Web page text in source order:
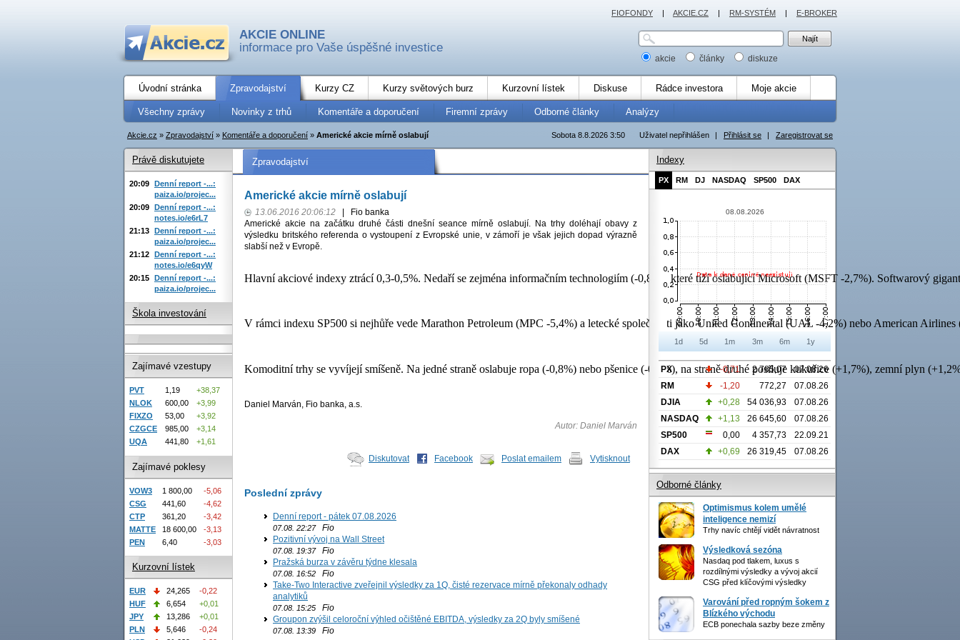
AKCIE ONLINE
informace pro Vaše úspěšné investice
akcie články diskuze
Úvodní stránka Zpravodajství Kurzy CZ Kurzy světových burz Kurzovní lístek Diskuse Rádce investora Moje akcie
Všechny zprávy Novinky z trhů Komentáře a doporučení Firemní zprávy Odborné články Analýzy
Uživatel nepřihlášen | Přihlásit se | Zaregistrovat se
Sobota 8.8.2026 3:50
Akcie.cz » Zpravodajství » Komentáře a doporučení » Americké akcie mírně oslabují
Zpravodajství
Americké akcie mírně oslabují
13.06.2016 20:06:12
Fio banka
Americké akcie na začátku druhé části dnešní seance mírně oslabují. Na trhy doléhají obavy z
výsledku britského referenda o vystoupení z Evropské unie, v zámoří je však jejich dopad výrazně
slabší než v Evropě.
Hlavní akciové indexy ztrácí 0,3-0,5%. Nedaří se zejména informačním technologiím (-0,8%), které tíží oslabující Microsoft (MSFT -2,7%). Softwarový
V rámci indexu SP500 si nejhůře vede Marathon Petroleum (MPC -5,4%) a letecké společnosti jako United Continental (UAL -4,2%) nebo American
Komoditní trhy se vyvíjejí smíšeně. Na jedné straně oslabuje ropa (-0,8%) nebo pšenice (-0,3%), na straně druhé posiluje kukuřice (+1,7%), zemní plyn
Daniel Marván, Fio banka, a.s.
Autor: Daniel Marván
Diskutovat Facebook Poslat emailem Vytisknout
Poslední zprávy
Denní report - pátek 07.08.2026
07.08. 22:27Fio
Pozitivní vývoj na Wall Street
07.08. 19:37Fio
Pražská burza v závěru týdne klesala
07.08. 16:52 Fio
Take-Two Interactive zveřejnil výsledky za 1Q, čisté rezervace mírně překonaly odhady
analytiků
07.08. 15:25 Fio
Groupon zvýšil celoroční výhled očištěné EBITDA, výsledky za 2Q byly smíšené
07.08. 13:39 Fio
Právě diskutujete
20:09 Denní report -...:
paiza.io/projec...
20:09 Denní report -...:
notes.io/e6rL7
21:13 Denní report -...:
paiza.io/projec...
21:12 Denní report -...:
notes.io/e6qyW
20:15 Denní report -...:
paiza.io/projec...
Škola investování
Zajímavé vzestupy
PVT 1,19
+38,37
NLOK
600,00
+3,99
FIXZO
53,00
+3,92
CZGCE
985,00
+3,14
UQA
441,80 +1,61
Zajímavé poklesy
VOW3 1 800,00
-5,06
CSG
441,60
-4,62
CTP
361,20
-3,42
MATTE
18 600,00
-3,13
PEN
6,40 -3,03
Kurzovní lístek
EUR 24,265
-0,22
HUF
6,654
+0,01
JPY
13,286
+0,01
PLN
5,646
-0,24
Indexy
PX RM DJ NASDAQ SP500 DAX
08.08.2026
1d 5d 1m 3m 6m 1y
PX -0,71 2 785,07
07.08.26
RM
-1,20 772,27
07.08.26
DJIA
+0,28 54 036,93
07.08.26
NASDAQ
+1,13 26 645,60
07.08.26
SP500
0,00 4 357,73
22.09.21
DAX
+0,69 26 319,45 07.08.26
Odborné články
Optimismus kolem umělé
inteligence nemizí
Trhy navíc chtějí vidět návratnost
Výsledková sezóna
Nasdaq pod tlakem, luxus s
rozdílnými výsledky a vývoj akcií
CSG před klíčovými výsledky
Varování před ropným šokem z
Blízkého východu
ECB ponechala sazby beze změny
FIOFONDY | AKCIE.CZ | RM-SYSTÉM | E-BROKER